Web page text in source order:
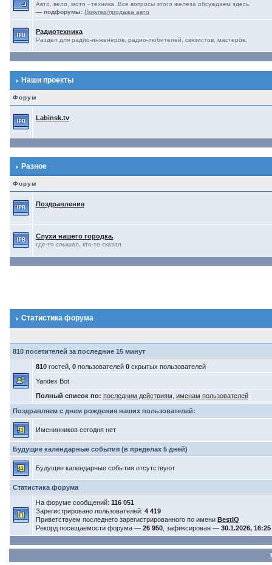
Авто, вело, мото - техника. Все вопросы этого железа обсуждаем здесь.
— подфорумы: Покупка/продажа авто
Радиотехника
Раздел для радио-инженеров, радио-любителей, связистов, мастеров.
Наши проекты
Форум
Labinsk.tv
Разное
Форум
Поздравления
Слухи нашего городка.
где-то слышал, кто-то сказал
Статистика форума
810 посетителей за последние 15 минут
810гостей, 0пользователей 0скрытых пользователей
Yandex Bot
Полный список по: последним действиям именам пользователей
Поздравляем с днем рождения наших пользователей:
Именинников сегодня нет
Будущие календарные события (в пределах 5 дней)
Будущие календарные события отсутствуют
Статистика форума
На форуме сообщений: 116 051
Зарегистрировано пользователей: 4 419
Приветствуем последнего зарегистрированного по имени BestIQ
Рекорд посещаемости форума — 26 950, зафиксирован — 30.1.2026, 16:25